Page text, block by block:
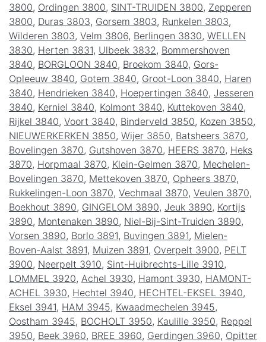
3800, Ordingen 3800, SINT-TRUIDEN 3800, Zepperen
3800, Duras 3803, Gorsem 3803, Runkelen 3803,
Wilderen 3803, Velm 3806, Berlingen 3830, WELLEN
3830, Herten 3831, Ulbeek 3832 , Bommershoven
3840, BORGLOON 3840, Broekom 3840, Gors-
Opleeuw 3840, Gotem 3840, Groot-Loon 3840, Haren
3840, Hendrieken 3840, Hoepertingen 3840, Jesseren
3840, Kerniel 3840, Kolmont 3840, Kuttekoven 3840,
Rijkel 3840, Voort 3840, Binderveld 3850, Kozen 3850,
NIEUWERKERKEN 3850, Wijer 3850, Batsheers 3870,
Bovelingen 3870, Gutshoven 3870, HEERS 3870, Heks
3870, Horpmaal 3870, Klein-Gelmen 3870, Mechelen-
Bovelingen 3870, Mettekoven 3870, Opheers 3870,
Rukkelingen-Loon 3870, Vechmaal 3870, Veulen 3870,
Boekhout 3890, GINGELOM 3890, Jeuk 3890, Kortijs
3890, Montenaken 3890, Niel-Bij-Sint-Truiden 3890,
Vorsen 3890, Borlo 3891, Buvingen 3891, Mielen-
Boven-Aalst 3891, Muizen 3891, Overpelt 3900, PELT
3900, Neerpelt 3910, Sint-Huibrechts-Lille 3910,
LOMMEL 3920, Achel 3930, Hamont 3930, HAMONT-
ACHEL 3930, Hechtel 3940, HECHTEL-EKSEL 3940,
Eksel 3941, HAM 3945, Kwaadmechelen 3945,
Oostham 3945, BOCHOLT 3950, Kaulille 3950, Reppel
3950, Beek 3960, BREE 3960, Gerdingen 3960, Opitter